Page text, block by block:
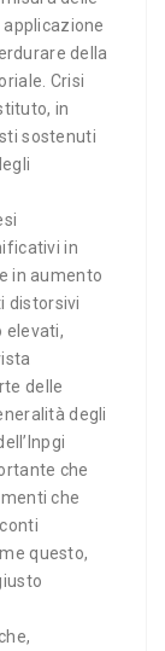
della
Crisi
in
sostenuti
in
in aumento
distorsivi
elevati,
delle
degli
che
che
questo,